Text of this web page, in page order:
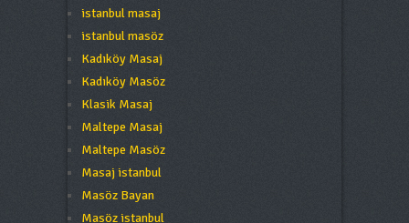
istanbul masaj
istanbul masöz
Kadıköy Masaj
Kadıköy Masöz
Klasik Masaj
Maltepe Masaj
Maltepe Masöz
Masaj istanbul
Masöz Bayan
Masöz istanbul